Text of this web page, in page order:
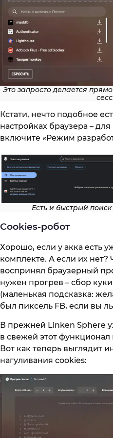
Это запросто делается
Кстати, нечто подобное
настройках браузера –
включите «Режим
Есть и быстрый
Cookies-робот
Хорошо, если у акка есть
комплекте. А если их
воспринял браузерный
нужен прогрев – сбор
(маленькая подсказка:
был пиксель FB, если вы
В прежней Linken Sphere
в свежей этот
Вот как теперь выглядит
нагуливания cookies: